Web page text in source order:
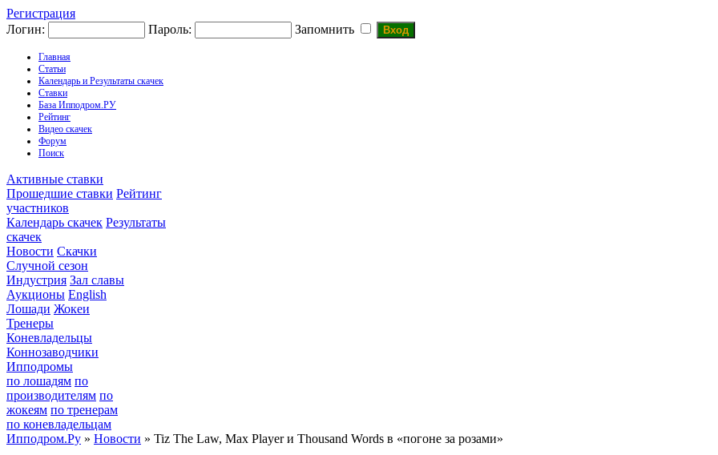
Регистрация
Логин:
Пароль: Запомнить
Главная
Статьи
Календарь и Результаты скачек
Ставки
База Ипподром.РУ
Рейтинг
Видео скачек
Форум
Поиск
Активные ставки
Прошедшие ставки Рейтинг
участников
Календарь скачек Результаты
скачек
Новости Скачки
Случной сезон
Индустрия Зал славы
Аукционы English
Лошади Жокеи
Тренеры
Коневладельцы
Коннозаводчики
Ипподромы
по лошадям по
производителям по
жокеям по тренерам
по коневладельцам
Ипподром.Ру » Новости » Tiz The Law, Max Player и Thousand Words в «погоне за розами»